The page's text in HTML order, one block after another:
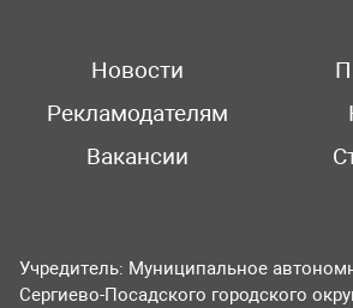
Новости
Рекламодателям
Вакансии
Учредитель: Муниципальное
Сергиево-Посадского городского